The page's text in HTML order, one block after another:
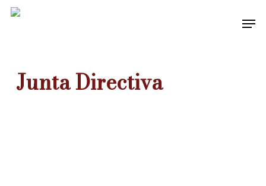
Skip
content
Menu
Junta Directiva